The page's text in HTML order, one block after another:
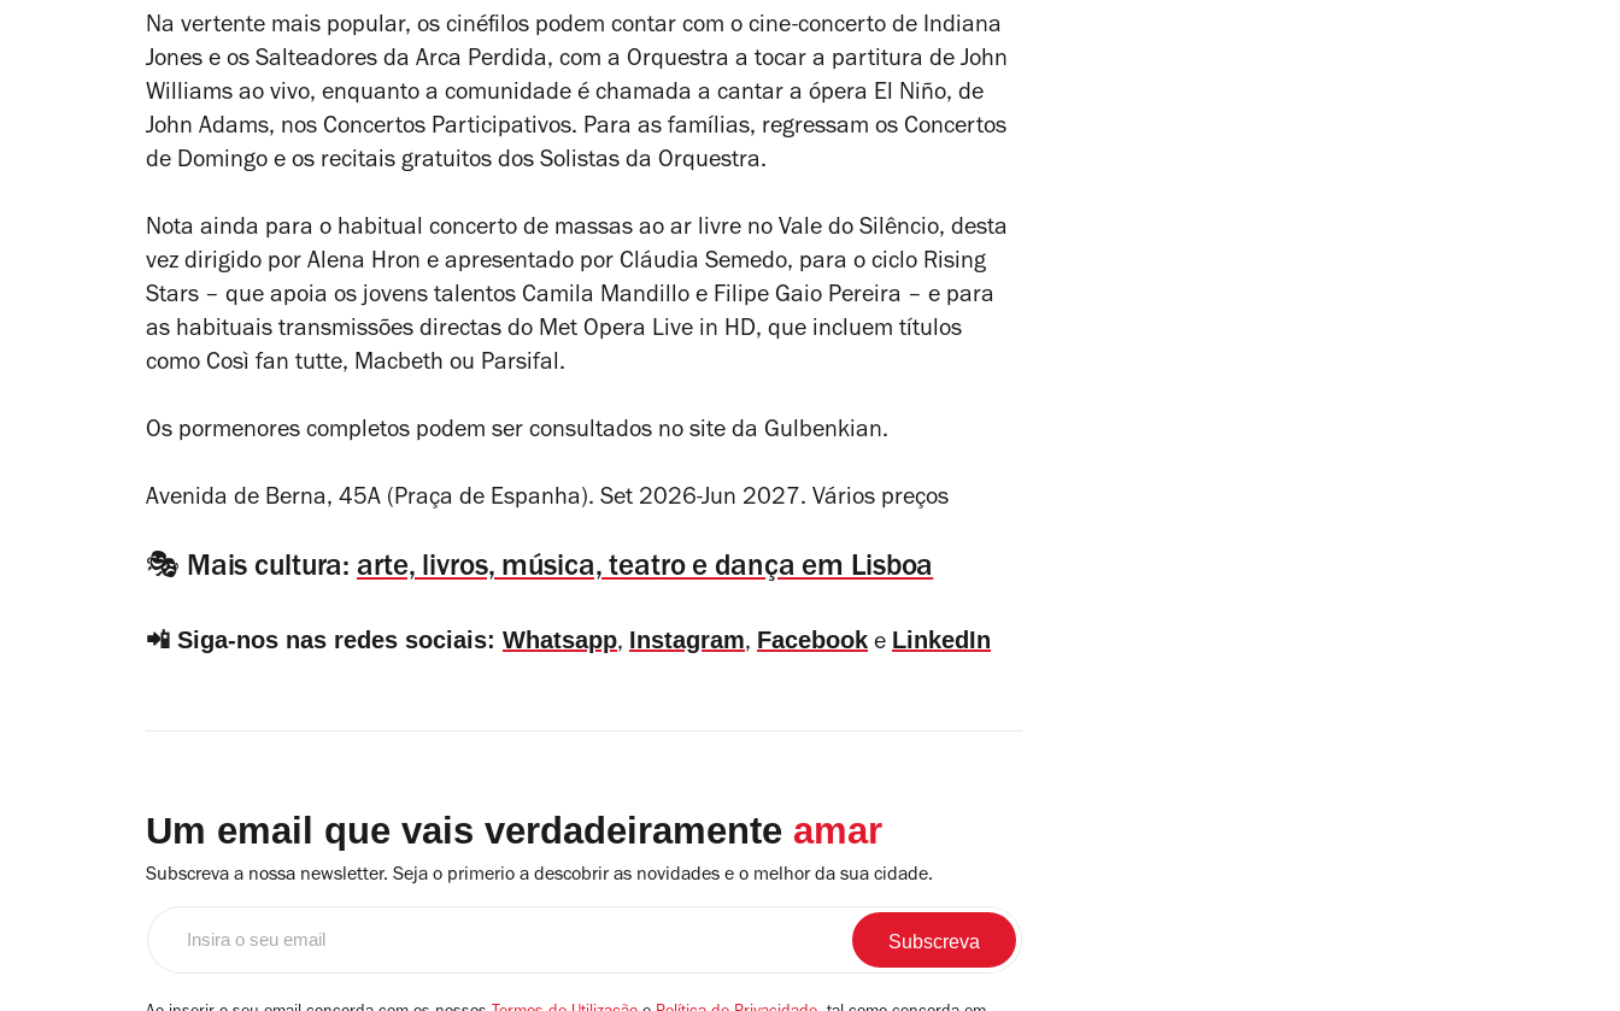
Na vertente mais popular, os cinéfilos podem contar com o cine-concerto de Indiana
Jones e os Salteadores da Arca Perdida, com a Orquestra a tocar a partitura de John
Williams ao vivo, enquanto a comunidade é chamada a cantar a ópera El Niño, de
John Adams, nos Concertos Participativos. Para as famílias, regressam os Concertos
de Domingo e os recitais gratuitos dos Solistas da Orquestra.
Nota ainda para o habitual concerto de massas ao ar livre no Vale do Silêncio, desta
vez dirigido por Alena Hron e apresentado por Cláudia Semedo, para o ciclo Rising
Stars – que apoia os jovens talentos Camila Mandillo e Filipe Gaio Pereira – e para
as habituais transmissões directas do Met Opera Live in HD, que incluem títulos
como Così fan tutte, Macbeth ou Parsifal.
Os pormenores completos podem ser consultados no site da Gulbenkian.
Avenida de Berna, 45A (Praça de Espanha). Set 2026-Jun 2027. Vários preços
🎭 Mais cultura: arte, livros, música, teatro e dança em Lisboa
📲 Siga-nos nas redes sociais: Whatsapp, Instagram, Facebook e LinkedIn
Um email que vais verdadeiramente amar
Subscreva a nossa newsletter. Seja o primerio a descobrir as novidades e o melhor da sua cidade.